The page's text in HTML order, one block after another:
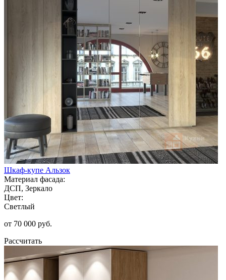
Шкаф-купе Альзок
Материал фасада:
ДСП, Зеркало
Цвет:
Светлый
от 70 000 руб.
Рассчитать